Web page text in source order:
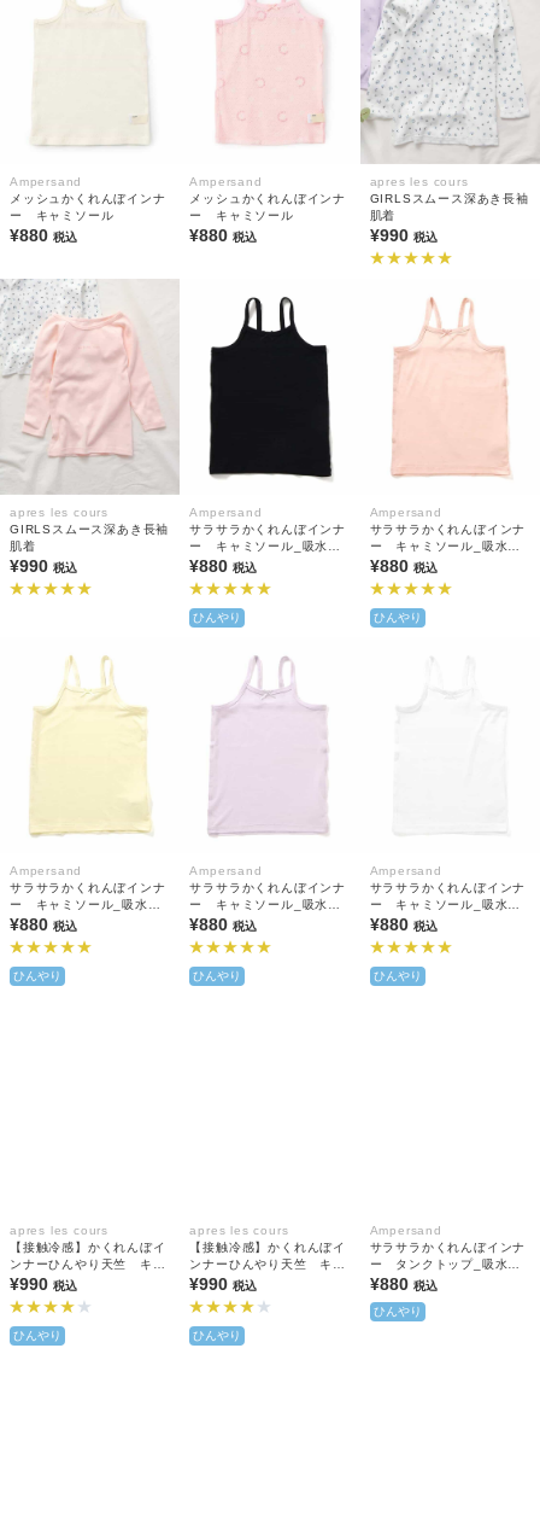
Ampersand
メッシュかくれんぼインナ
ー キャミソール
¥880 税込
Ampersand
メッシュかくれんぼインナ
ー キャミソール
¥880税込
apres les cours
GIRLSスムース深あき長袖
肌着
¥990 税込
apres les cours
GIRLSスムース深あき長袖
肌着
¥990 税込
Ampersand
サラサラかくれんぼインナ
ー キャミソール_吸水速
乾_接触冷感
¥880税込
ひんやり
Ampersand
サラサラかくれんぼインナ
ー キャミソール_吸水速
乾_接触冷感
¥880 税込
ひんやり
Ampersand
サラサラかくれんぼインナ
ー キャミソール_吸水速
乾_接触冷感
¥880 税込
ひんやり
Ampersand
サラサラかくれんぼインナ
ー キャミソール_吸水速
乾_接触冷感
¥880税込
ひんやり
Ampersand
サラサラかくれんぼインナ
ー キャミソール_吸水速
乾_接触冷感
¥880 税込
ひんやり
apres les cours
【接触冷感】かくれんぼイ
ンナーひんやり天竺 キャ
ミソール
¥990 税込
ひんやり
apres les cours
【接触冷感】かくれんぼイ
ンナーひんやり天竺 キャ
ミソール
¥990税込
ひんやり
Ampersand
サラサラかくれんぼインナ
ー タンクトップ_吸水速
乾_接触冷感
¥880 税込
ひんやり